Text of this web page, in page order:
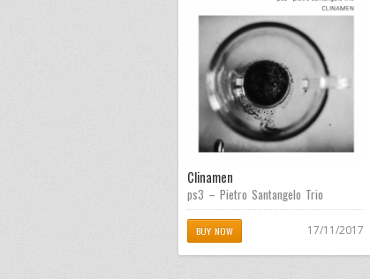
Clinamen
ps3 – Pietro Santangelo Trio
BUY NOW 17/11/2017